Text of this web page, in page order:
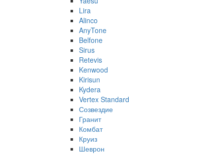
Lira
Alinco
AnyTone
Belfone
Sirus
Retevis
Kenwood
Kirisun
Kydera
Vertex Standard
Созвездие
Гранит
Комбат
Круиз
Шеврон